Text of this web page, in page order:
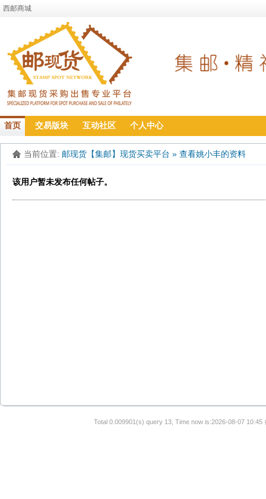
西邮商城
首页 交易版块 互动社区 个人中心
当前位置: 邮现货【集邮】现货买卖平台 » 查看姚小丰的资料
该用户暂未发布任何帖子。
Total 0.009901(s) query 13, Time now is:2026-08-07 10:45